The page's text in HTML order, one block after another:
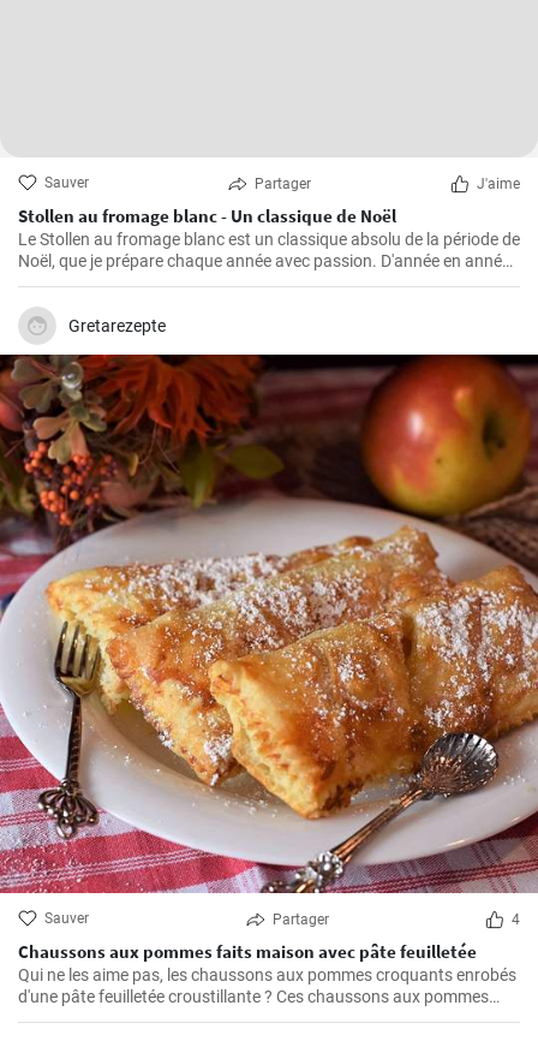
Sauver Partager J'aime
Stollen au fromage blanc - Un classique de Noël
Le Stollen au fromage blanc est un classique absolu de la période de
Noël, que je prépare chaque année avec passion. D'année en année,
j'ai perfectionné la recette et appris quelques trucs et astuces que
j'aimerais partager avec vous. Le Stollen est incroyablement
moelleux et aromatique, et accompagne parfaitement une tasse de
thé ou de café chaud par une froide journée d'hiver. Ce n'est pas la
pâtisserie la plus facile à réaliser, mais croyez-moi, l'effort en vaut la
peine.
Gretarezepte
Sauver Partager 4
Chaussons aux pommes faits maison avec pâte feuilletée
Qui ne les aime pas, les chaussons aux pommes croquants enrobés
d'une pâte feuilletée croustillante ? Ces chaussons aux pommes
faits maison sont un régal absolu et l'un de mes favoris personnels.